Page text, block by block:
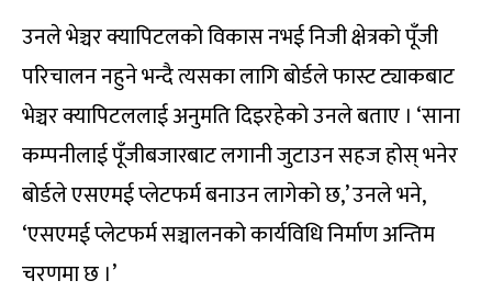
उनले भेञ्चर क्यापिटलको विकास नभई निजी क्षेत्रको पूँजी
परिचालन नहुने भन्दै त्यसका लागि बोर्डले फास्ट ट्याकबाट
भेञ्चर क्यापिटललाई अनुमति दिइरहेको उनले बताए । ‘साना
कम्पनीलाई पूँजीबजारबाट लगानी जुटाउन सहज होस् भनेर
बोर्डले एसएमई प्लेटफर्म बनाउन लागेको छ,’ उनले भने,
‘एसएमई प्लेटफर्म सञ्चालनको कार्यविधि निर्माण अन्तिम
चरणमा छ ।’